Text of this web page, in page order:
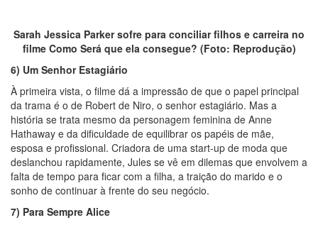
Sarah Jessica Parker sofre para conciliar filhos e carreira no
filme Como Será que ela consegue? (Foto: Reprodução)
6) Um Senhor Estagiário
À primeira vista, o filme dá a impressão de que o papel principal
da trama é o de Robert de Niro, o senhor estagiário. Mas a
história se trata mesmo da personagem feminina de Anne
Hathaway e da dificuldade de equilibrar os papéis de mãe,
esposa e profissional. Criadora de uma start-up de moda que
deslanchou rapidamente, Jules se vê em dilemas que envolvem a
falta de tempo para ficar com a filha, a traição do marido e o
sonho de continuar à frente do seu negócio.
7) Para Sempre Alice